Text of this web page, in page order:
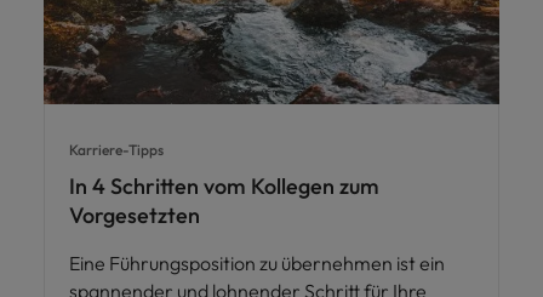
Karriere-Tipps
In 4 Schritten vom Kollegen zum
Vorgesetzten
Eine Führungsposition zu übernehmen ist ein
spannender und lohnender Schritt für Ihre